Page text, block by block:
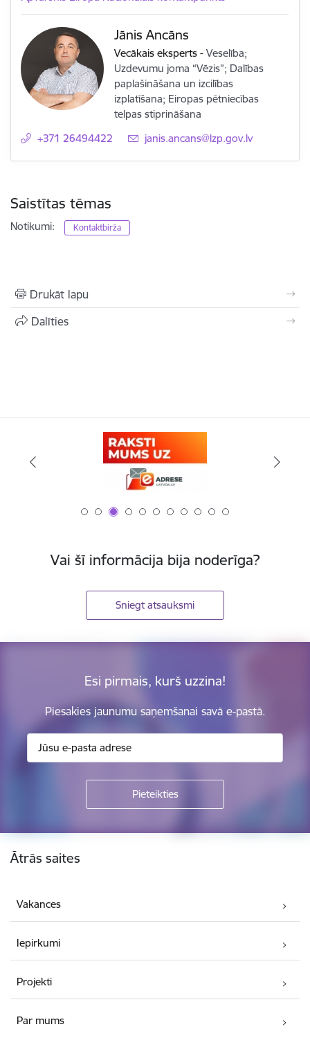
Jānis Ancāns
Vecākais eksperts -Veselība;
Uzdevumu joma “Vēzis”; Dalības
paplašināšana un izcilības
izplatīšana; Eiropas pētniecības
telpas stiprināšana
+371 26494422
E-pasts:
janis.ancans@lzp.gov.lv
Saistītas tēmas
Notikumi: Kontaktbirža
Drukāt lapu
Dalīties
Vai šī informācija bija noderīga?
Sniegt atsauksmi
Esi pirmais, kurš uzzina!
Piesakies jaunumu saņemšanai savā e-pastā.
Kājene
Ātrās saites
Vakances
Iepirkumi
Projekti
Par mums